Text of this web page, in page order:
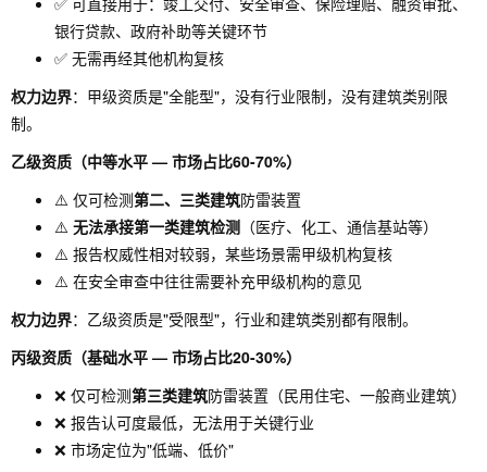
银行贷款、政府补助等关键环节
✅ 无需再经其他机构复核
权力边界：甲级资质是"全能型"，没有行业限制，没有建筑类别限
制。
乙级资质（中等水平 — 市场占比60-70%）
⚠️ 仅可检测第二、三类建筑防雷装置
⚠️ 无法承接第一类建筑检测 （医疗、化工、通信基站等）
⚠️ 报告权威性相对较弱，某些场景需甲级机构复核
⚠️ 在安全审查中往往需要补充甲级机构的意见
权力边界：乙级资质是"受限型"，行业和建筑类别都有限制。
丙级资质（基础水平 — 市场占比20-30%）
❌ 仅可检测第三类建筑防雷装置（民用住宅、一般商业建筑）
❌ 报告认可度最低，无法用于关键行业
❌ 市场定位为"低端、低价"